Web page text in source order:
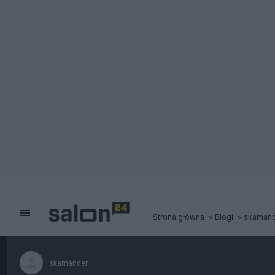
Strona główna Blogi
skamander